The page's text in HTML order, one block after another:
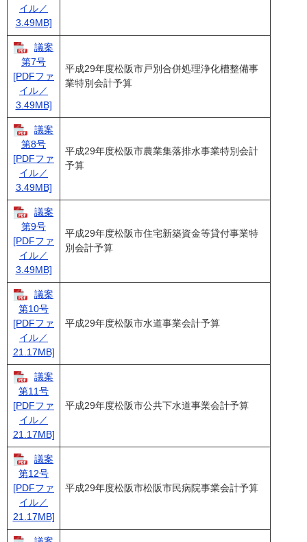
イル／
3.49MB]
議案
第7号
[PDFファ
イル／
3.49MB]
平成29年度松阪市戸別合併処理浄化槽整備事
業特別会計予算
議案
第8号
[PDFファ
イル／
3.49MB]
平成29年度松阪市農業集落排水事業特別会計
予算
議案
第9号
[PDFファ
イル／
3.49MB]
平成29年度松阪市住宅新築資金等貸付事業特
別会計予算
議案
第10号
[PDFファ
イル／
21.17MB]
平成29年度松阪市水道事業会計予算
議案
第11号
[PDFファ
イル／
21.17MB]
平成29年度松阪市公共下水道事業会計予算
議案
第12号
[PDFファ
イル／
21.17MB]
平成29年度松阪市松阪市民病院事業会計予算